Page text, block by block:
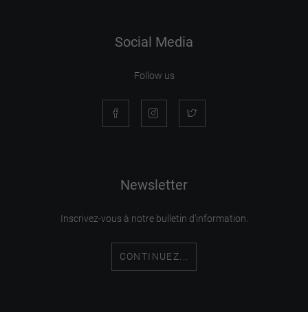
Social Media
Follow us
Newsletter
Inscrivez-vous à notre bulletin d'information.
CONTINUEZ...